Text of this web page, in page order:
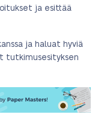
ja esittää
ja haluat hyviä
tutkimusesityksen